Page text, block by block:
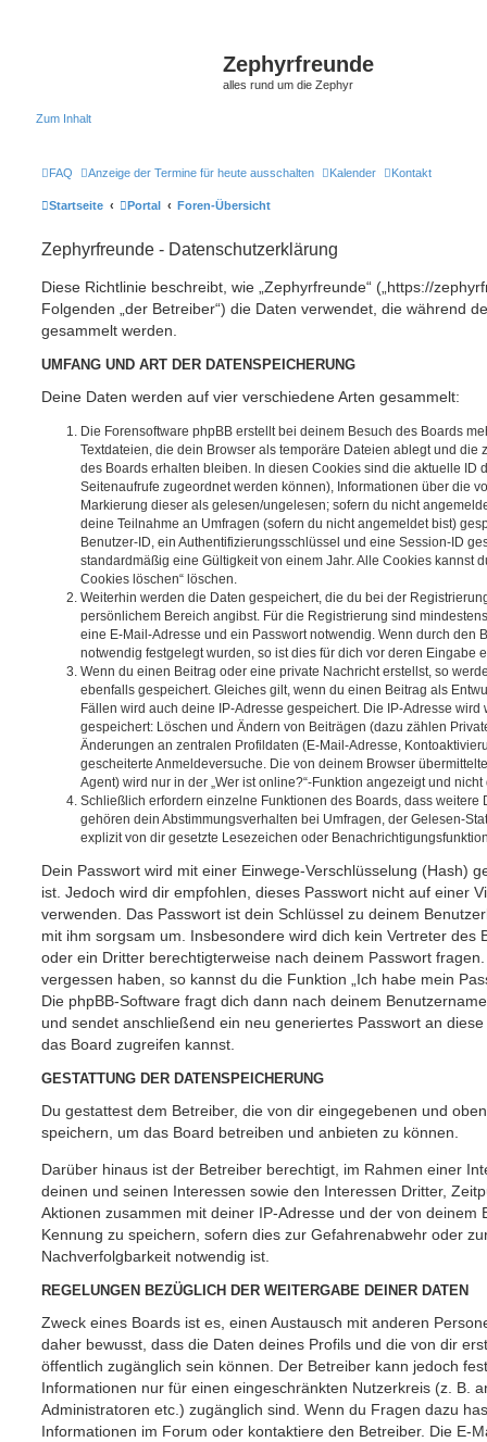
Zephyrfreunde
alles rund um die Zephyr
Zum Inhalt
FAQ Anzeige der Termine für heute ausschalten Kalender Kontakt
Startseite Portal Foren-Übersicht
Zephyrfreunde - Datenschutzerklärung
Diese Richtlinie beschreibt, wie „Zephyrfreunde“ („https://
Folgenden „der Betreiber“) die Daten verwendet, die während
gesammelt werden.
UMFANG UND ART DER DATENSPEICHERUNG
Deine Daten werden auf vier verschiedene Arten gesammelt:
Die Forensoftware phpBB erstellt bei deinem Besuch des Boards
Textdateien, die dein Browser als temporäre Dateien ablegt und die
des Boards erhalten bleiben. In diesen Cookies sind die aktuelle ID
Seitenaufrufe zugeordnet werden können), Informationen über die
Markierung dieser als gelesen/ungelesen; sofern du nicht
deine Teilnahme an Umfragen (sofern du nicht angemeldet bist)
Benutzer-ID, ein Authentifizierungsschlüssel und eine Session-ID
standardmäßig eine Gültigkeit von einem Jahr. Alle Cookies kannst
Cookies löschen“ löschen.
Weiterhin werden die Daten gespeichert, die du bei der
persönlichem Bereich angibst. Für die Registrierung sind
eine E-Mail-Adresse und ein Passwort notwendig. Wenn durch den
notwendig festgelegt wurden, so ist dies für dich vor deren Eingabe
Wenn du einen Beitrag oder eine private Nachricht erstellst, so
ebenfalls gespeichert. Gleiches gilt, wenn du einen Beitrag als
Fällen wird auch deine IP-Adresse gespeichert. Die IP-Adresse
gespeichert: Löschen und Ändern von Beiträgen (dazu zählen
Änderungen an zentralen Profildaten (E-Mail-Adresse,
gescheiterte Anmeldeversuche. Die von deinem Browser
Agent) wird nur in der „Wer ist online?“-Funktion angezeigt und
Schließlich erfordern einzelne Funktionen des Boards, dass weitere
gehören dein Abstimmungsverhalten bei Umfragen, der Gelesen-
explizit von dir gesetzte Lesezeichen oder
Dein Passwort wird mit einer Einwege-Verschlüsselung (Hash)
ist. Jedoch wird dir empfohlen, dieses Passwort nicht auf einer
verwenden. Das Passwort ist dein Schlüssel zu deinem
mit ihm sorgsam um. Insbesondere wird dich kein Vertreter des
oder ein Dritter berechtigterweise nach deinem Passwort
vergessen haben, so kannst du die Funktion „Ich habe mein
Die phpBB-Software fragt dich dann nach deinem
und sendet anschließend ein neu generiertes Passwort an
das Board zugreifen kannst.
GESTATTUNG DER DATENSPEICHERUNG
Du gestattest dem Betreiber, die von dir eingegebenen und
speichern, um das Board betreiben und anbieten zu können.
Darüber hinaus ist der Betreiber berechtigt, im Rahmen einer
deinen und seinen Interessen sowie den Interessen Dritter,
Aktionen zusammen mit deiner IP-Adresse und der von deinem
Kennung zu speichern, sofern dies zur Gefahrenabwehr oder
Nachverfolgbarkeit notwendig ist.
REGELUNGEN BEZÜGLICH DER WEITERGABE DEINER DATEN
Zweck eines Boards ist es, einen Austausch mit anderen
daher bewusst, dass die Daten deines Profils und die von dir
öffentlich zugänglich sein können. Der Betreiber kann jedoch
Informationen nur für einen eingeschränkten Nutzerkreis (z. B.
Administratoren etc.) zugänglich sind. Wenn du Fragen dazu
Informationen im Forum oder kontaktiere den Betreiber. Die E-